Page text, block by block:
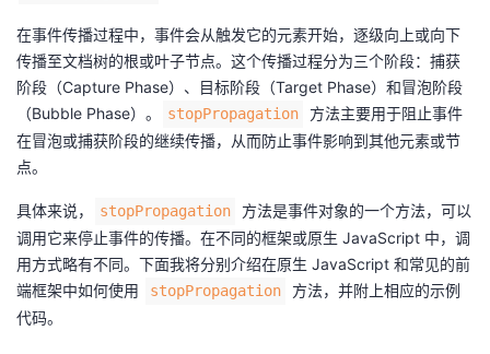
者
我
的
客
我
论
坛
的
圈
我
的
我
发
者
学
我
的
我
Programs
的
支
持
的
技
我
的
在事件传播过程中，事件会从触发它的元素开始，逐级向上或向下
传播至文档树的根或叶子节点。这个传播过程分为三个阶段：捕获
阶段（Capture Phase）、目标阶段（Target Phase）和冒泡阶段
（Bubble Phase）。
stopPropagation
方法主要用于阻止事件
在冒泡或捕获阶段的继续传播，从而防止事件影响到其他元素或节
点。
具体来说， stopPropagation
方法是事件对象的一个方法，可以
调用它来停止事件的传播。在不同的框架或原生 JavaScript 中，调
用方式略有不同。下面我将分别介绍在原生 JavaScript 和常见的前
端框架中如何使用
stopPropagation
方法，并附上相应的示例
代码。